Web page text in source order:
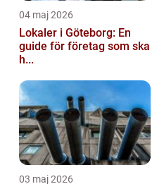
04 maj 2026
Lokaler i Göteborg: En
guide för företag som ska
h...
03 maj 2026